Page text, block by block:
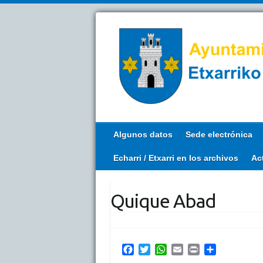
Algunos datos Sede electrónica
Echarri / Etxarri en los archivos
Quique Abad
W
E